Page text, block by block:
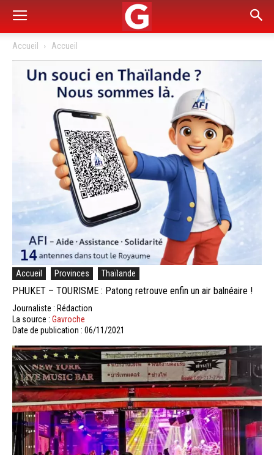
Accueil Accueil
Accueil Provinces Thaïlande
PHUKET – TOURISME : Patong retrouve enfin un air balnéaire !
Journaliste : Rédaction
La source : Gavroche
Date de publication : 06/11/2021